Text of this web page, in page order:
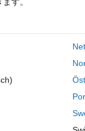
期させるようにア
方法です。